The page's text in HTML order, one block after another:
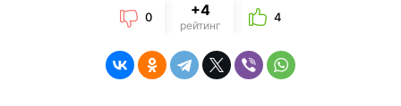
0 +4
рейтинг
4